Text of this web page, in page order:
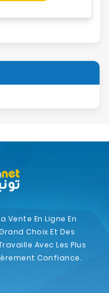
Vente En Ligne En
Choix Et Des
Avec Les Plus
Confiance.